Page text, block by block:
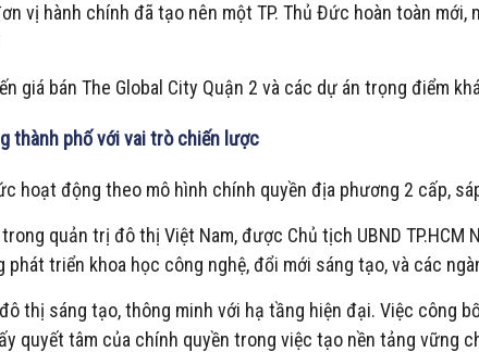
vị hành chính đã tạo nên một TP. Thủ Đức hoàn toàn
giá bán The Global City Quận 2 và các dự án trọng điểm
thành phố với vai trò chiến lược
hoạt động theo mô hình chính quyền địa phương 2 cấp,
quản trị đô thị Việt Nam, được Chủ tịch UBND
triển khoa học công nghệ, đổi mới sáng tạo, và các
thị sáng tạo, thông minh với hạ tầng hiện đại. Việc công
quyết tâm của chính quyền trong việc tạo nền tảng vững